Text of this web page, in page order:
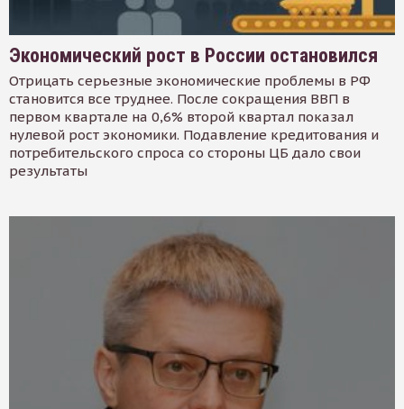
Экономический рост в России остановился
Отрицать серьезные экономические проблемы в РФ
становится все труднее. После сокращения ВВП в
первом квартале на 0,6% второй квартал показал
нулевой рост экономики. Подавление кредитования и
потребительского спроса со стороны ЦБ дало свои
результаты